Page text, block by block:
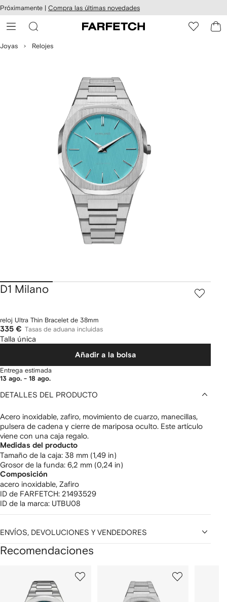
al
Próximamente | Compra las últimas novedades
Joyas Relojes
D1 Milano
reloj Ultra Thin Bracelet de 38mm
335 € Tasas de aduana incluidas
Talla única
Añadir a la bolsa
Entrega estimada
13 ago. - 18 ago.
DETALLES DEL PRODUCTO
Acero inoxidable, zafiro, movimiento de cuarzo, manecillas,
pulsera de cadena y cierre de mariposa oculto. Este artículo
viene con una caja regalo.
Medidas del producto
tamaño de la caja: 38 mm (1,49 in)
grosor de la funda: 6,2 mm (0,24 in)
Composición
acero inoxidable, Zafiro
ID de FARFETCH: 21493529
ID de la marca: UTBU08
ENVÍOS, DEVOLUCIONES Y VENDEDORES
Recomendaciones